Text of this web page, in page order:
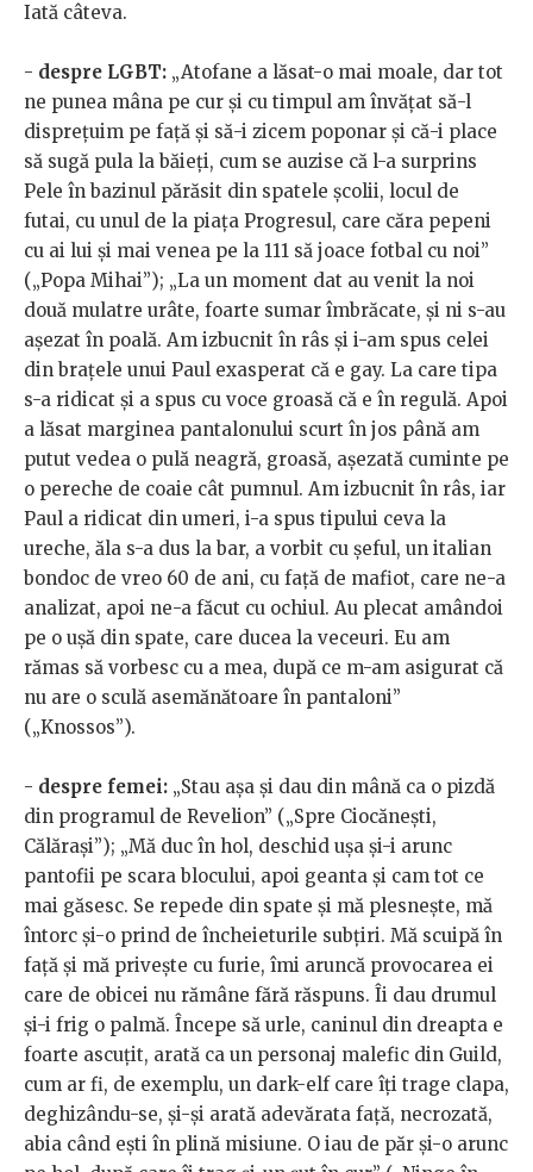
Iată câteva.
- despre LGBT: „Atofane a lăsat-o mai moale, dar tot
ne punea mâna pe cur şi cu timpul am învăţat să-l
dispreţuim pe faţă şi să-i zicem poponar şi că-i place
să sugă pula la băieţi, cum se auzise că l-a surprins
Pele în bazinul părăsit din spatele şcolii, locul de
futai, cu unul de la piaţa Progresul, care căra pepeni
cu ai lui şi mai venea pe la 111 să joace fotbal cu noi”
(„Popa Mihai”); „La un moment dat au venit la noi
două mulatre urâte, foarte sumar îmbrăcate, şi ni s-au
aşezat în poală. Am izbucnit în râs şi i-am spus celei
din braţele unui Paul exasperat că e gay. La care tipa
s-a ridicat şi a spus cu voce groasă că e în regulă. Apoi
a lăsat marginea pantalonului scurt în jos până am
putut vedea o pulă neagră, groasă, aşezată cuminte pe
o pereche de coaie cât pumnul. Am izbucnit în râs, iar
Paul a ridicat din umeri, i-a spus tipului ceva la
ureche, ăla s-a dus la bar, a vorbit cu şeful, un italian
bondoc de vreo 60 de ani, cu faţă de mafiot, care ne-a
analizat, apoi ne-a făcut cu ochiul. Au plecat amândoi
pe o uşă din spate, care ducea la veceuri. Eu am
rămas să vorbesc cu a mea, după ce m-am asigurat că
nu are o sculă asemănătoare în pantaloni”
(„Knossos”).
- despre femei: „Stau aşa şi dau din mână ca o pizdă
din programul de Revelion” („Spre Ciocăneşti,
Călăraşi”); „Mă duc în hol, deschid uşa şi-i arunc
pantofii pe scara blocului, apoi geanta şi cam tot ce
mai găsesc. Se repede din spate şi mă plesneşte, mă
întorc şi-o prind de încheieturile subţiri. Mă scuipă în
faţă şi mă priveşte cu furie, îmi aruncă provocarea ei
care de obicei nu rămâne fără răspuns. Îi dau drumul
şi-i frig o palmă. Începe să urle, caninul din dreapta e
foarte ascuţit, arată ca un personaj malefic din Guild,
cum ar fi, de exemplu, un dark-elf care îţi trage clapa,
deghizându-se, şi-şi arată adevărata faţă, necrozată,
abia când eşti în plină misiune. O iau de păr şi-o arunc